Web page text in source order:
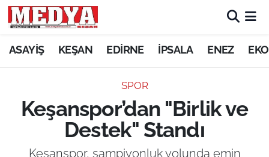
ASAYİŞ KEŞAN EDİRNE İPSALA ENEZ
SPOR
Keşanspor’dan "Birlik ve
Destek" Standı
Keşanspor, şampiyonluk yolunda emin
KEŞAN
ASAYİŞ
SİYASET